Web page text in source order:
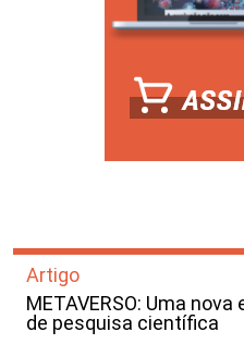
Artigo
METAVERSO: Uma
de pesquisa científica